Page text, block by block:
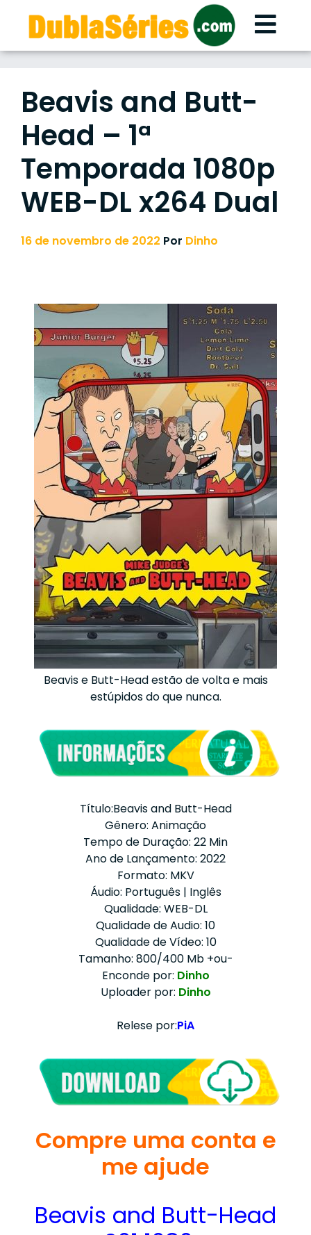
content
Beavis and Butt-
Head – 1ª
Temporada 1080p
WEB-DL x264 Dual
16 de novembro de 2022 Por Dinho
Beavis e Butt-Head estão de volta e mais
estúpidos do que nunca.
Título:Beavis and Butt-Head
Gênero: Animação
Tempo de Duração: 22 Min
Ano de Lançamento: 2022
Formato: MKV
Áudio: Português | Inglês
Qualidade: WEB-DL
Qualidade de Audio: 10
Qualidade de Vídeo: 10
Tamanho: 800/400 Mb +ou-
Enconde por: Dinho
Uploader por: Dinho
Relese por:PiA
Compre uma conta e
me ajude
Beavis and Butt-Head